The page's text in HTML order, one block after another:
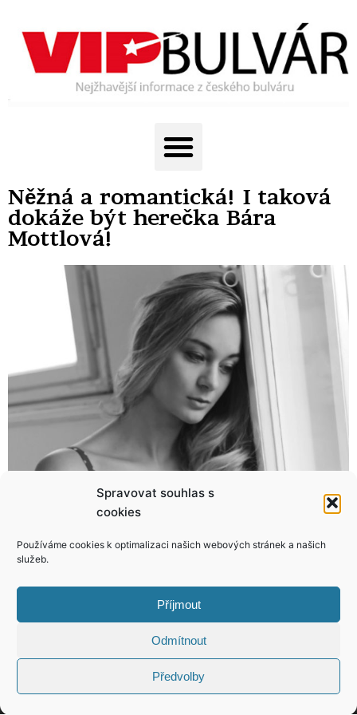
Spravovat souhlas s
cookies
Používáme cookies k optimalizaci našich webových stránek a našich
služeb.
Příjmout
Odmítnout
Předvolby
Něžná a romantická! I taková
dokáže být herečka Bára
Mottlová!
KONTAKT
Copyright © 2026 VIP Bulvár, All Rights
Reserved